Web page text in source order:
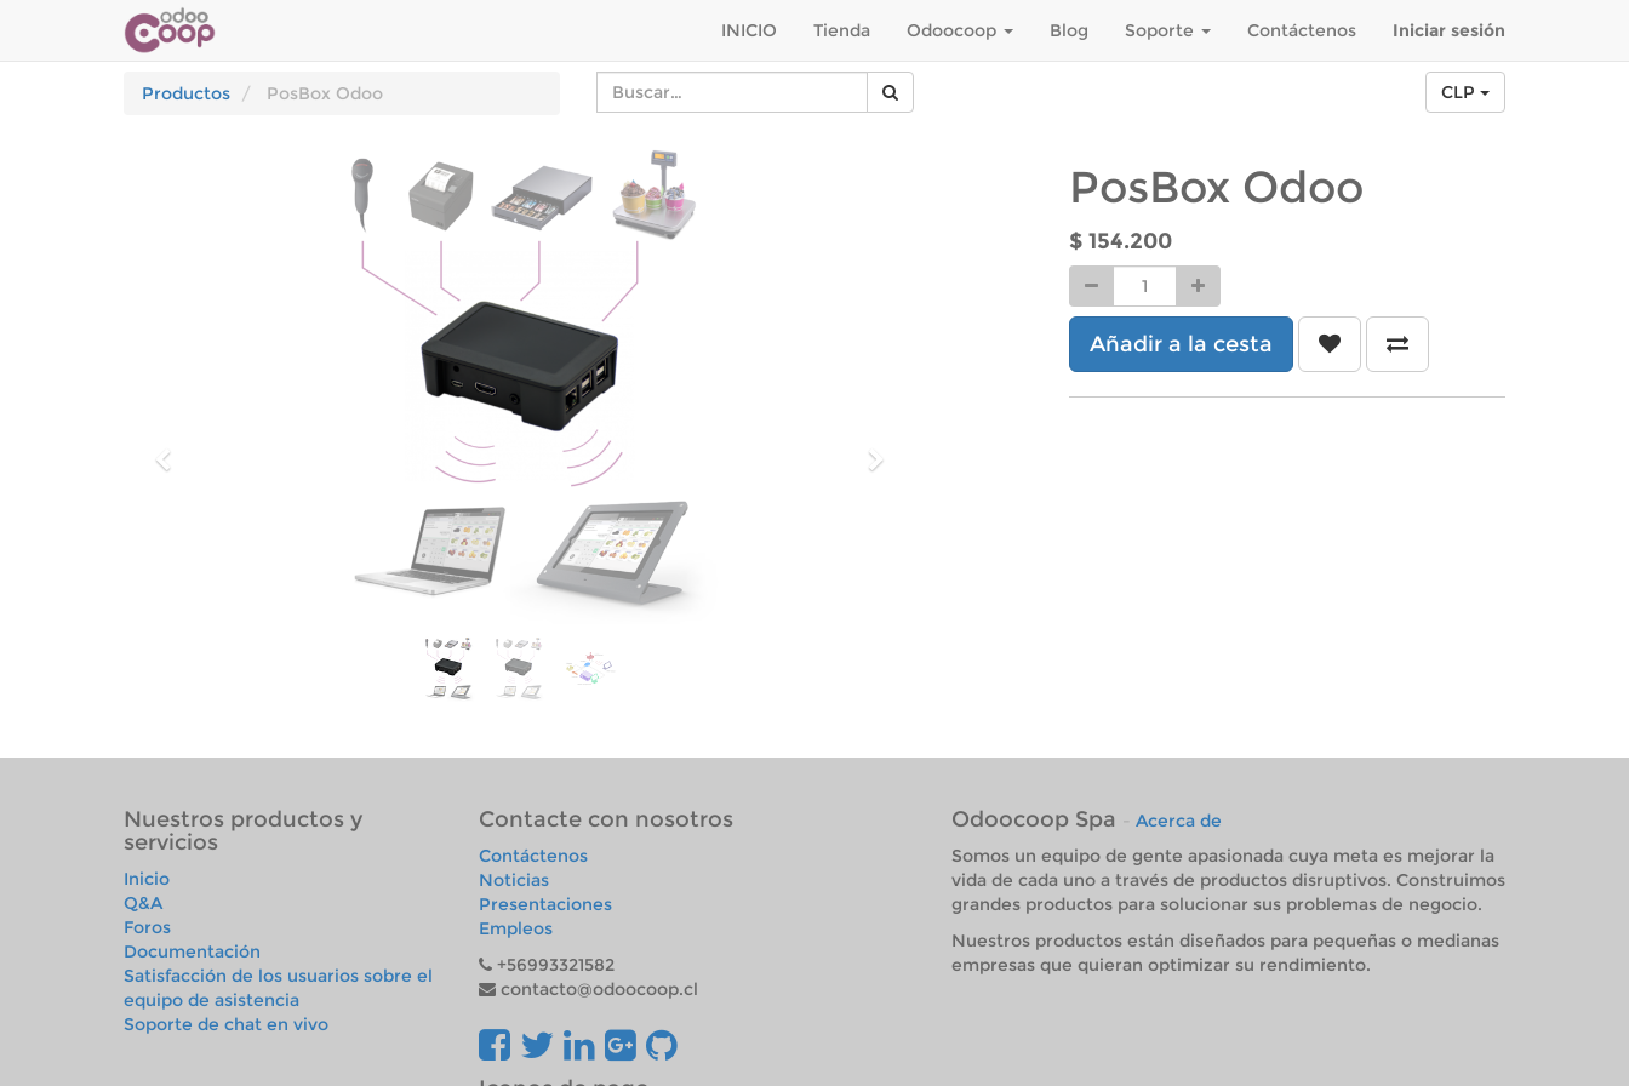
INICIO Tienda Odoocoop Blog Soporte Contáctenos Iniciar sesión
Productos PosBox Odoo CLP
Siguiente
PosBox Odoo
$ 154.200
Añadir a la cesta
Nuestros productos y
servicios
Inicio
Q&A
Foros
Documentación
Satisfacción de los usuarios sobre el
equipo de asistencia
Soporte de chat en vivo
Contacte con nosotros
Contáctenos
Noticias
Presentaciones
Empleos
+56993321582
contacto@odoocoop.cl
Odoocoop Spa Acerca de
Somos un equipo de gente apasionada cuya meta es mejorar la
vida de cada uno a través de productos disruptivos. Construimos
grandes productos para solucionar sus problemas de negocio.
Nuestros productos están diseñados para pequeñas o medianas
empresas que quieran optimizar su rendimiento.